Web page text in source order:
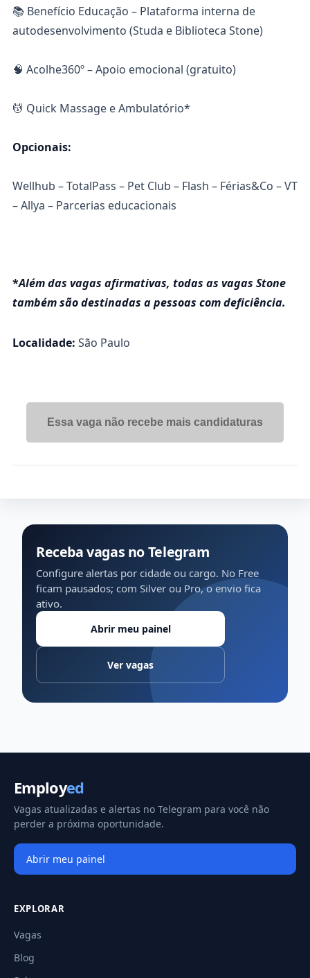
📚 Benefício Educação – Plataforma interna de
autodesenvolvimento (Studa e Biblioteca Stone)
🧠 Acolhe360º – Apoio emocional (gratuito)
💆 Quick Massage e Ambulatório*
Opcionais:
Wellhub – TotalPass – Pet Club – Flash – Férias&Co – VT
– Allya – Parcerias educacionais
*Além das vagas afirmativas, todas as vagas Stone
também são destinadas a pessoas com deficiência.
Localidade: São Paulo
Essa vaga não recebe mais candidaturas
Receba vagas no Telegram
Configure alertas por cidade ou cargo. No Free
ficam pausados; com Silver ou Pro, o envio fica
ativo.
Abrir meu painel
Ver vagas
Employed
Vagas atualizadas e alertas no Telegram para você não
perder a próxima oportunidade.
Abrir meu painel
EXPLORAR
Vagas
Blog